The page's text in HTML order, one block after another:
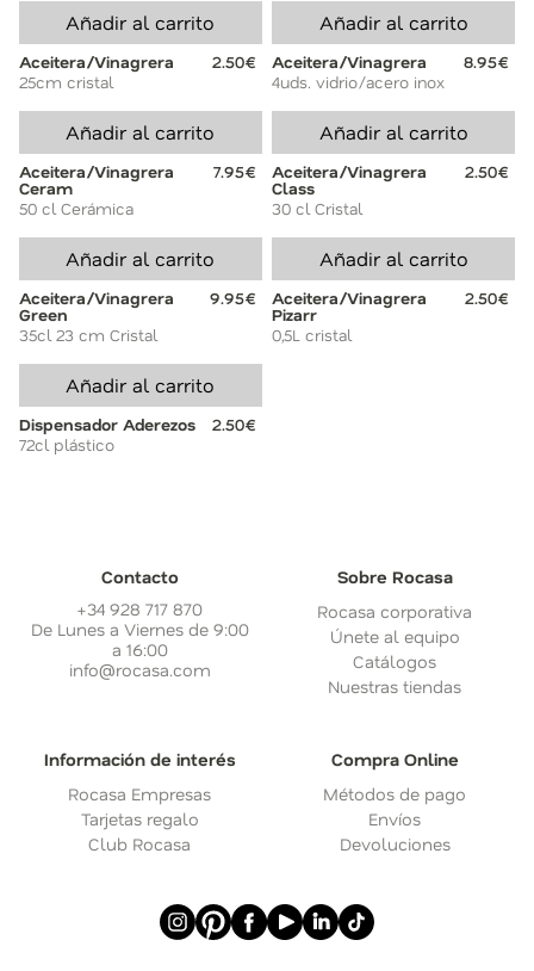
Añadir al carrito
Aceitera/Vinagrera
2.50€
25cm cristal
Añadir al carrito
Aceitera/Vinagrera
8.95€
4uds. vidrio/acero inox
Añadir al carrito
Aceitera/Vinagrera
Ceram
7.95€
50 cl Cerámica
Añadir al carrito
Aceitera/Vinagrera
Class
2.50€
30 cl Cristal
Añadir al carrito
Aceitera/Vinagrera
Green
9.95€
35cl 23 cm Cristal
Añadir al carrito
Aceitera/Vinagrera
Pizarr
2.50€
0,5L cristal
Añadir al carrito
Dispensador Aderezos
2.50€
72cl plástico
Contacto
+34 928 717 870
De Lunes a Viernes de 9:00
a 16:00
info@rocasa.com
Sobre Rocasa
Rocasa corporativa
Únete al equipo
Catálogos
Nuestras tiendas
Información de interés
Rocasa Empresas
Tarjetas regalo
Club Rocasa
Compra Online
Métodos de pago
Envíos
Devoluciones